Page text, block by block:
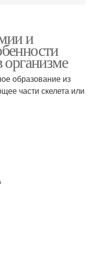
и
организме
образование из
части скелета или